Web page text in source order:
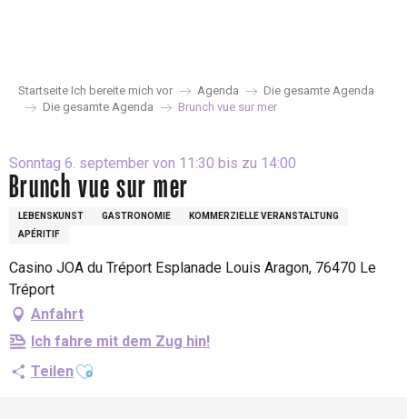
Startseite Ich bereite mich vor Agenda
Die gesamte Agenda
Die gesamte Agenda
Brunch vue sur mer
Sonntag 6. september von 11:30 bis zu 14:00
Brunch vue sur mer
LEBENSKUNST GASTRONOMIE
KOMMERZIELLE VERANSTALTUNG
APÉRITIF
Casino JOA du Tréport Esplanade Louis Aragon, 76470 Le
Tréport
Anfahrt
Ich fahre mit dem Zug hin!
TeilenAjouter aux favoris